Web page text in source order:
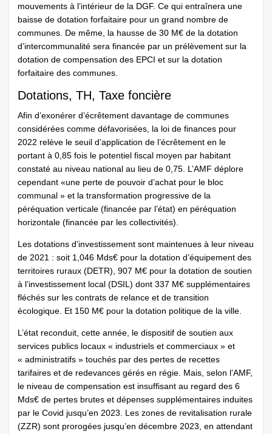
mouvements à l’intérieur de la DGF. Ce qui entraînera une
baisse de dotation forfaitaire pour un grand nombre de
communes. De même, la hausse de 30 M€ de la dotation
d’intercommunalité sera financée par un prélèvement sur la
dotation de compensation des EPCI et sur la dotation
forfaitaire des communes.
Dotations, TH, Taxe foncière
Afin d’exonérer d’écrêtement davantage de communes
considérées comme défavorisées, la loi de finances pour
2022 relève le seuil d’application de l’écrêtement en le
portant à 0,85 fois le potentiel fiscal moyen par habitant
constaté au niveau national au lieu de 0,75. L’AMF déplore
cependant «une perte de pouvoir d’achat pour le bloc
communal » et la transformation progressive de la
péréquation verticale (financée par l’état) en péréquation
horizontale (financée par les collectivités).
Les dotations d’investissement sont maintenues à leur niveau
de 2021 : soit 1,046 Mds€ pour la dotation d’équipement des
territoires ruraux (DETR), 907 M€ pour la dotation de soutien
à l’investissement local (DSIL) dont 337 M€ supplémentaires
fléchés sur les contrats de relance et de transition
écologique. Et 150 M€ pour la dotation politique de la ville.
L’état reconduit, cette année, le dispositif de soutien aux
services publics locaux « industriels et commerciaux » et
« administratifs » touchés par des pertes de recettes
tarifaires et de redevances gérés en régie. Mais, selon l’AMF,
le niveau de compensation est insuffisant au regard des 6
Mds€ de pertes brutes et dépenses supplémentaires induites
par le Covid jusqu’en 2023. Les zones de revitalisation rurale
(ZZR) sont prorogées jusqu’en décembre 2023, en attendant